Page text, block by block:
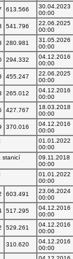
613.566
30.04.2023
00:00
541.796
22.06.2025
00:00
280.981
31.05.2026
00:00
294.332
04.12.2016
00:00
455.247
22.06.2025
00:00
265.012
04.12.2016
00:00
427.767
18.03.2018
00:00
370.016
04.12.2016
00:00
01.01.2022
00:00
stanicí
09.11.2018
00:00
01.01.2022
00:00
603.491
23.06.2024
00:00
517.295
04.12.2016
00:00
529.261
04.12.2016
00:00
310.620
04.12.2016
00:00